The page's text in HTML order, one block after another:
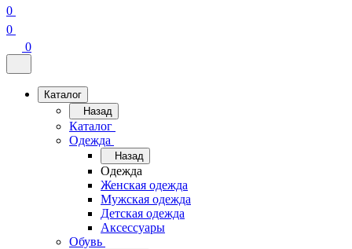
0
0
0
Каталог
Назад
Каталог
Одежда
Назад
Одежда
Женская одежда
Мужская одежда
Детская одежда
Аксессуары
Обувь